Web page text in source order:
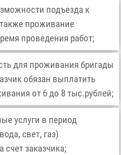
подъезда к
проживание
проведения работ;
для проживания бригады
обязан выплатить
от 6 до 8 тыс.рублей;
услуги в период
свет, газ)
счет заказчика;